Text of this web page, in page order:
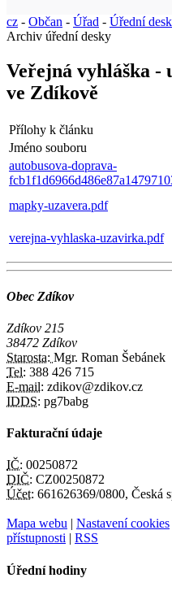
cz - Občan - Úřad - Úřední
Archiv úřední desky
Veřejná vyhláška -
ve Zdíkově
Přílohy k článku
Jméno souboru
autobusova-doprava-
mapky-uzavera.pdf
verejna-vyhlaska-uzavirka.pdf
Obec Zdíkov
Zdíkov 215
38472 Zdíkov
Starosta: Mgr. Roman Šebánek
Tel: 388 426 715
E-mail: zdikov@zdikov.cz
IDDS: pg7babg
Fakturační údaje
IČ: 00250872
DIČ: CZ00250872
Účet: 661626369/0800, Česká
Mapa webu | Nastavení cookies
přístupnosti | RSS
Úřední hodiny